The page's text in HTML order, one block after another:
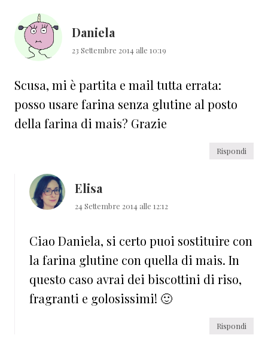
Daniela
23 Settembre 2014 alle 10:19
Scusa, mi è partita e mail tutta errata:
posso usare farina senza glutine al posto
della farina di mais? Grazie
Rispondi
Elisa
24 Settembre 2014 alle 12:12
Ciao Daniela, si certo puoi sostituire con
la farina glutine con quella di mais. In
questo caso avrai dei biscottini di riso,
fragranti e golosissimi! 🙂
Rispondi